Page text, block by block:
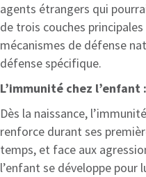
agents étrangers qui
de trois couches
mécanismes de défense
défense spécifique.
L’immunité chez l’enfant :
Dès la naissance,
renforce durant ses
temps, et face aux
l’enfant se développe